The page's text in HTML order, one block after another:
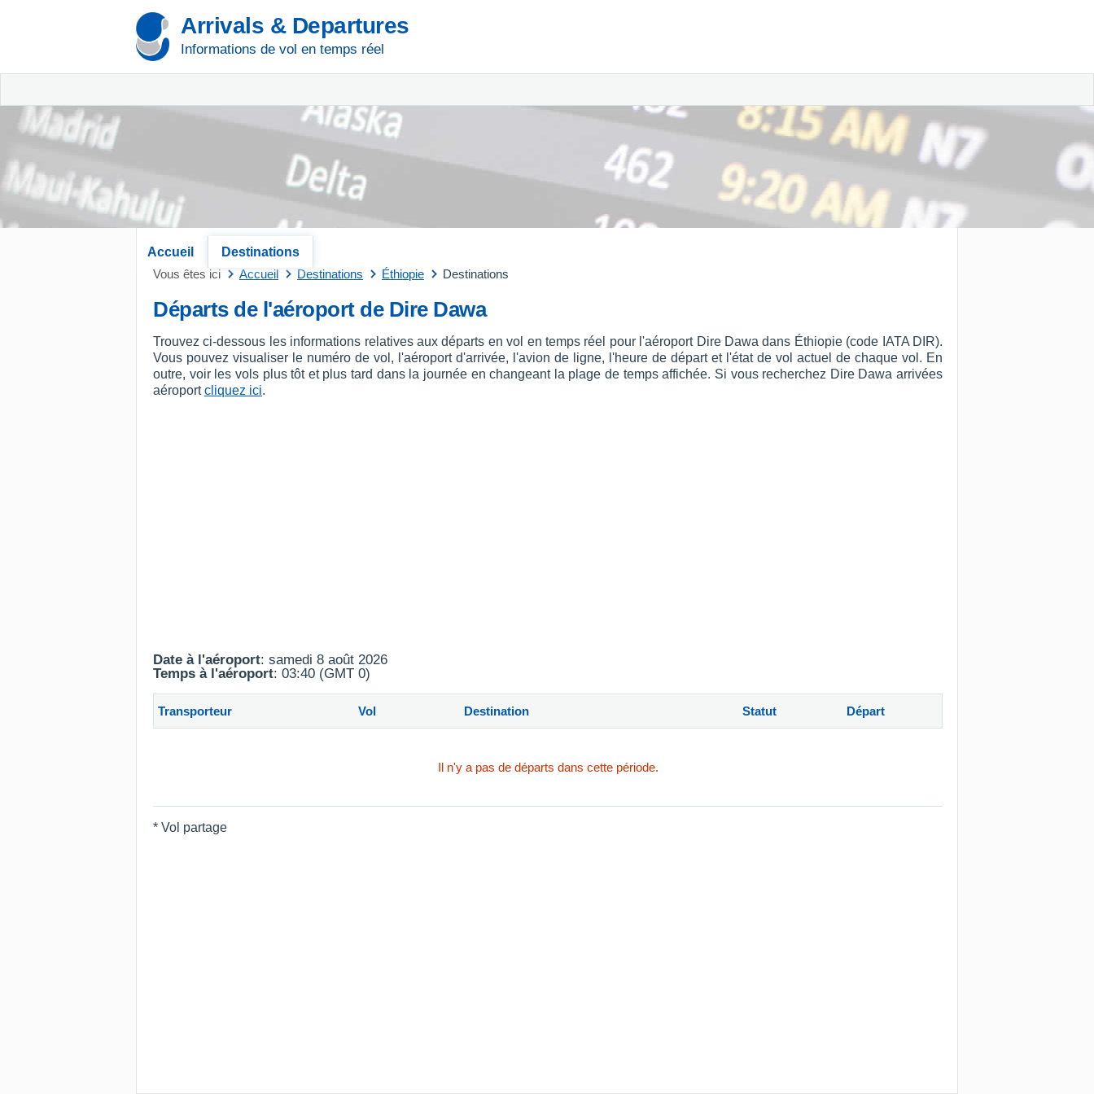
Arrivals & Departures
Informations de vol en temps réel
Accueil
Destinations
Vous êtes ici
Accueil Destinations Éthiopie Destinations
Départs de l'aéroport de Dire Dawa
Trouvez ci-dessous les informations relatives aux départs en vol en temps réel pour l'aéroport Dire Dawa dans Éthiopie (code IATA DIR).
Vous pouvez visualiser le numéro de vol, l'aéroport d'arrivée, l'avion de ligne, l'heure de départ et l'état de vol actuel de chaque vol. En
outre, voir les vols plus tôt et plus tard dans la journée en changeant la plage de temps affichée. Si vous recherchez Dire Dawa arrivées
aéroportcliquez ici.
Date à l'aéroport: samedi 8 août 2026
Temps à l'aéroport: 03:40 (GMT 0)
Transporteur Vol Destination Statut Départ
Il n'y a pas de départs dans cette période.
* Vol partage